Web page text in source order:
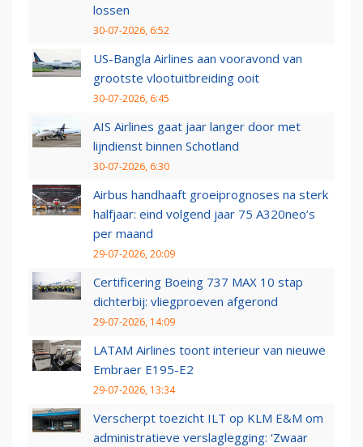
lossen
30-07-2026, 6:52
US-Bangla Airlines aan vooravond van
grootste vlootuitbreiding ooit
30-07-2026, 6:45
AIS Airlines gaat jaar langer door met
lijndienst binnen Schotland
30-07-2026, 6:30
Airbus handhaaft groeiprognoses na sterk
halfjaar: eind volgend jaar 75 A320neo’s
per maand
29-07-2026, 20:09
Certificering Boeing 737 MAX 10 stap
dichterbij: vliegproeven afgerond
29-07-2026, 14:09
LATAM Airlines toont interieur van nieuwe
Embraer E195-E2
29-07-2026, 13:34
Verscherpt toezicht ILT op KLM E&M om
administratieve verslaglegging: ‘Zwaar